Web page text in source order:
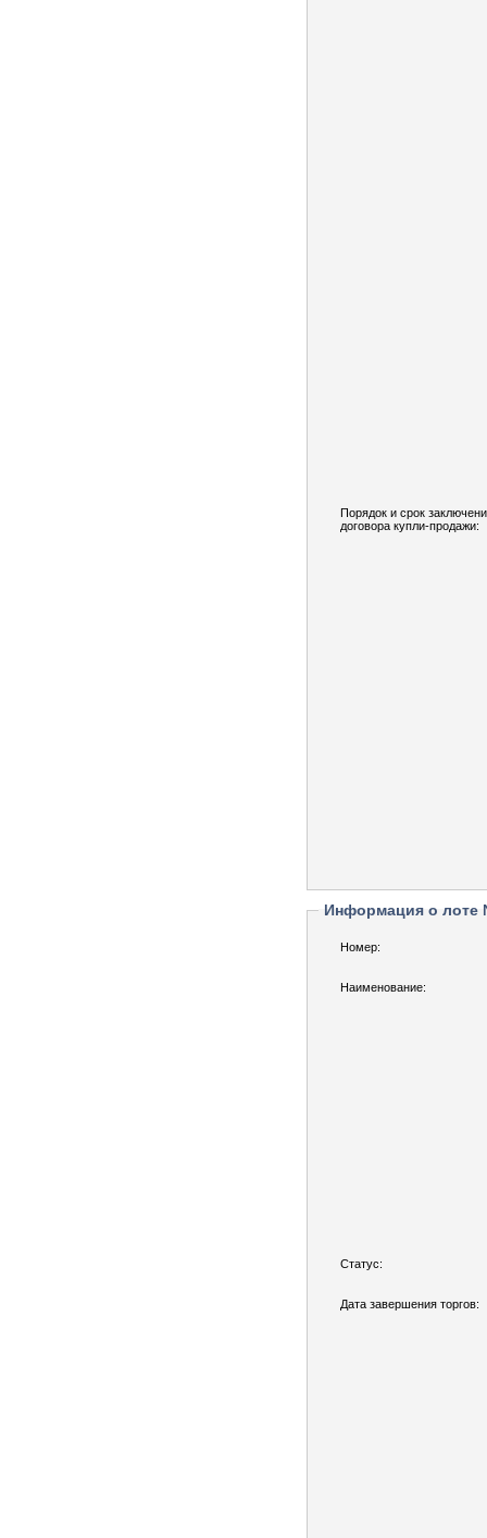
Порядок и срок
договора купли-продажи:
Информация о лоте
Номер:
Наименование:
Статус:
Дата завершения торгов: